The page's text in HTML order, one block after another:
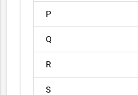
P
Q
R
S